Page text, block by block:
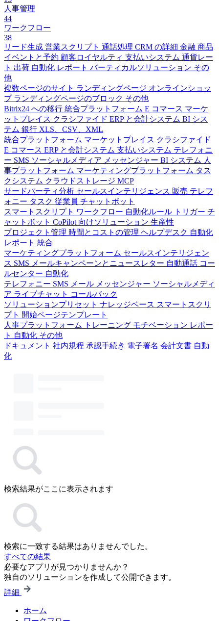
人事管理
44
ワークフロー
38
リード生成 営業スクリプト 通話処理 CRM の詳細 金融 商品
イベントと予約 顧客ロイヤルティ 支払いシステム 通貨レー
ト 出荷 自動化 レポート バーティカルソリューション その
他
複数ページのサイト ランディングページ オンラインショッ
プ ランディングページのブロック その他
Bitrix24 への移行 統合プラットフォーム E コマース マーケ
ットプレイス クラシファイド ERP と会計システム BI シス
テム 銀行 XLS、CSV、XML
統合プラットフォーム マーケットプレイス クラシファイド
E コマース ERP と会計システム 支払いシステム テレフォニ
ー SMS ソーシャルメディア メッセンジャー BI システム 人
事プラットフォーム マーケティングプラットフォーム タス
クシステム クラウドストレージ MCP
サードパーティ分析 セールスインテリジェンス 販売 テレフ
ォニー タスク 従業員 チャットボット
スマートスクリプト ワークフロー 自動化ルール トリガー チ
ャットボット CoPilot 向けソリューション 生産性
プロジェクト管理 時間とコストの管理 ヘルプデスク 自動化
レポート 統合
マーケティングプラットフォーム セールスインテリジェン
ス SMS メールキャンペーンとニュースレター 自動通話 コー
ルセンター 自動化
テレフォニー SMS メール メッセンジャー ソーシャルメディ
ア ライブチャット コールバック
ソリューションプリセット ナレッジベース スマートスクリ
プト 開始ページテンプレート
人事プラットフォーム
トレーニング モチベーション レポー
ト 自動化 その他
ドキュメント 社内規程 承認手続き 電子署名 会計文書 自動
化
検索結果がここに表示されます
検索に一致する結果はありませんでした。
すべての結果
必要なアプリが見つかりませんか？
独自のソリューションを作成して公開できます。
詳細
ホーム